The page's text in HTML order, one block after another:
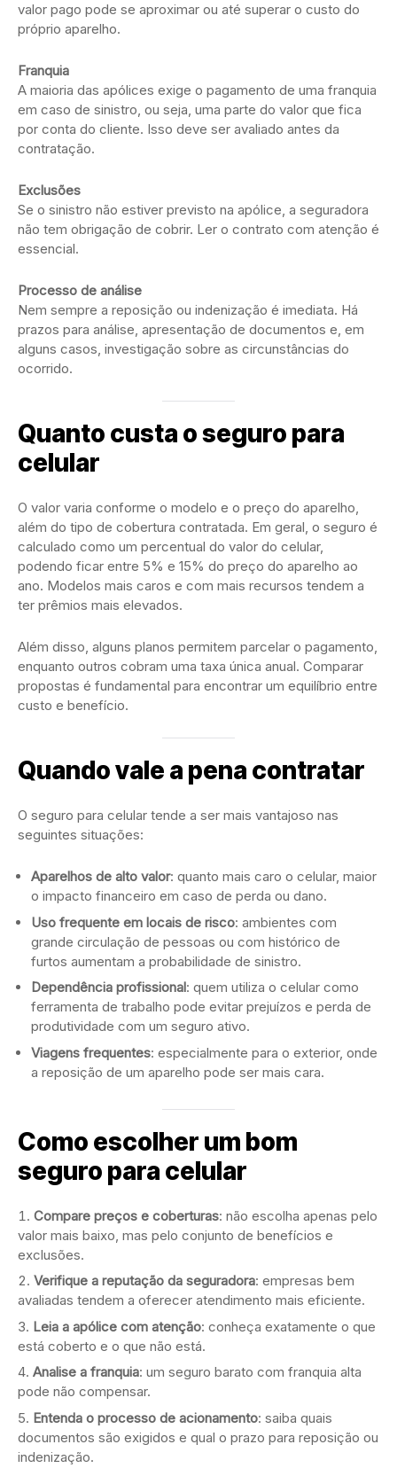
valor pago pode se aproximar ou até superar o custo do
próprio aparelho.
Franquia
A maioria das apólices exige o pagamento de uma franquia
em caso de sinistro, ou seja, uma parte do valor que fica
por conta do cliente. Isso deve ser avaliado antes da
contratação.
Exclusões
Se o sinistro não estiver previsto na apólice, a seguradora
não tem obrigação de cobrir. Ler o contrato com atenção é
essencial.
Processo de análise
Nem sempre a reposição ou indenização é imediata. Há
prazos para análise, apresentação de documentos e, em
alguns casos, investigação sobre as circunstâncias do
ocorrido.
Quanto custa o seguro para
celular
O valor varia conforme o modelo e o preço do aparelho,
além do tipo de cobertura contratada. Em geral, o seguro é
calculado como um percentual do valor do celular,
podendo ficar entre 5% e 15% do preço do aparelho ao
ano. Modelos mais caros e com mais recursos tendem a
ter prêmios mais elevados.
Além disso, alguns planos permitem parcelar o pagamento,
enquanto outros cobram uma taxa única anual. Comparar
propostas é fundamental para encontrar um equilíbrio entre
custo e benefício.
Quando vale a pena contratar
O seguro para celular tende a ser mais vantajoso nas
seguintes situações:
Aparelhos de alto valor: quanto mais caro o celular, maior
o impacto financeiro em caso de perda ou dano.
Uso frequente em locais de risco: ambientes com
grande circulação de pessoas ou com histórico de
furtos aumentam a probabilidade de sinistro.
Dependência profissional: quem utiliza o celular como
ferramenta de trabalho pode evitar prejuízos e perda de
produtividade com um seguro ativo.
Viagens frequentes: especialmente para o exterior, onde
a reposição de um aparelho pode ser mais cara.
Como escolher um bom
seguro para celular
Compare preços e coberturas: não escolha apenas pelo
valor mais baixo, mas pelo conjunto de benefícios e
exclusões.
Verifique a reputação da seguradora: empresas bem
avaliadas tendem a oferecer atendimento mais eficiente.
Leia a apólice com atenção: conheça exatamente o que
está coberto e o que não está.
Analise a franquia: um seguro barato com franquia alta
pode não compensar.
Entenda o processo de acionamento: saiba quais
documentos são exigidos e qual o prazo para reposição ou
indenização.